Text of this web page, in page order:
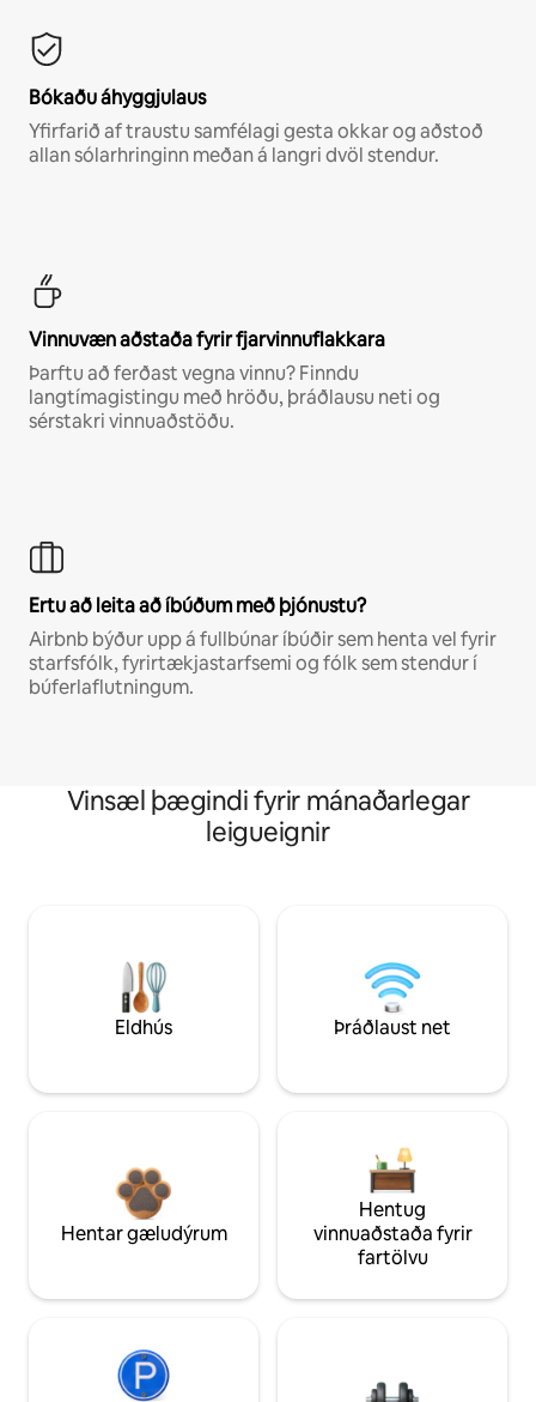
Bókaðu áhyggjulaus
Yfirfarið af traustu samfélagi gesta okkar og aðstoð
allan sólarhringinn meðan á langri dvöl stendur.
Vinnuvæn aðstaða fyrir fjarvinnuflakkara
Þarftu að ferðast vegna vinnu? Finndu
langtímagistingu með hröðu, þráðlausu neti og
sérstakri vinnuaðstöðu.
Ertu að leita að íbúðum með þjónustu?
Airbnb býður upp á fullbúnar íbúðir sem henta vel fyrir
starfsfólk, fyrirtækjastarfsemi og fólk sem stendur í
búferlaflutningum.
Vinsæl þægindi fyrir mánaðarlegar
leigueignir
Eldhús Þráðlaust net
Hentar gæludýrum
Hentug
vinnuaðstaða fyrir
fartölvu